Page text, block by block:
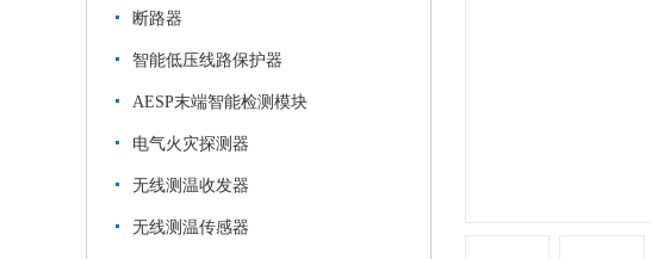
断路器
智能低压线路保护器
AESP末端智能检测模块
电气火灾探测器
无线测温收发器
无线测温传感器